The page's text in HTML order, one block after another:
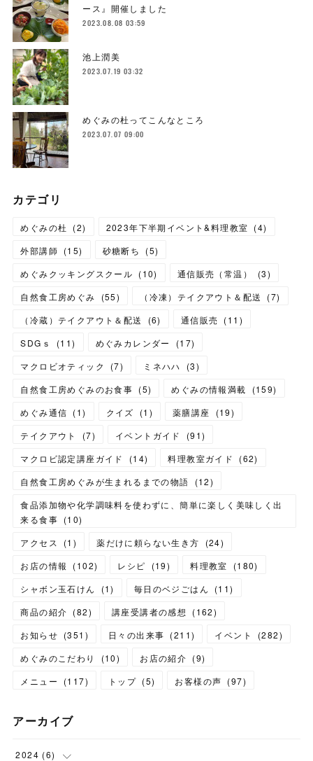
ース』開催しました
2023.08.08 03:59
池上潤美
2023.07.19 03:32
めぐみの杜ってこんなところ
2023.07.07 09:00
カテゴリ
めぐみの杜 (2) 2023年下半期イベント&料理教室 (4)
外部講師 (15) 砂糖断ち (5)
めぐみクッキングスクール (10) 通信販売（常温） (3)
自然食工房めぐみ
(55) （冷凍）テイクアウト＆配送 (7)
（冷蔵）テイクアウト＆配送
(6) 通信販売 (11 )
SDGｓ
(11) めぐみカレンダー (17)
マクロビオティック
(7) ミネハハ (3)
自然食工房めぐみのお食事 (5) めぐみの情報満載 (159)
めぐみ通信 (1) クイズ (1 ) 薬膳講座 (19)
テイクアウト
(7) イベントガイド (91)
マクロビ認定講座ガイド
(14) 料理教室ガイド (62)
自然食工房めぐみが生まれるまでの物語
(12)
食品添加物や化学調味料を使わずに、簡単に楽しく美味しく出
来る食事 (10)
アクセス
(1 ) 薬だけに頼らない生き方 (24)
お店の情報
(102) レシピ (19) 料理教室 (180)
シャボン玉石けん
(1) 毎日のベジごはん (11)
商品の紹介 (82) 講座受講者の感想 (162)
お知らせ (351 ) 日々の出来事 (211) イベント (282)
めぐみのこだわり
(10) お店の紹介 (9)
メニュー
(117) トップ (5) お客様の声 (97)
アーカイブ
2024 (6)